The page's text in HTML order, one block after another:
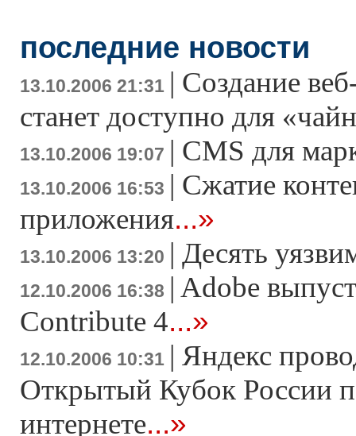
последние новости
13.10.2006 21:31 | Создание
станет доступно для
13.10.2006 19:07 | CMS для
13.10.2006 16:53 | Сжатие
приложения...»
13.10.2006 13:20 | Десять
12.10.2006 16:38 | Adobe
Contribute 4...»
12.10.2006 10:31 | Яндекс
Открытый Кубок Росcии
интернете...»